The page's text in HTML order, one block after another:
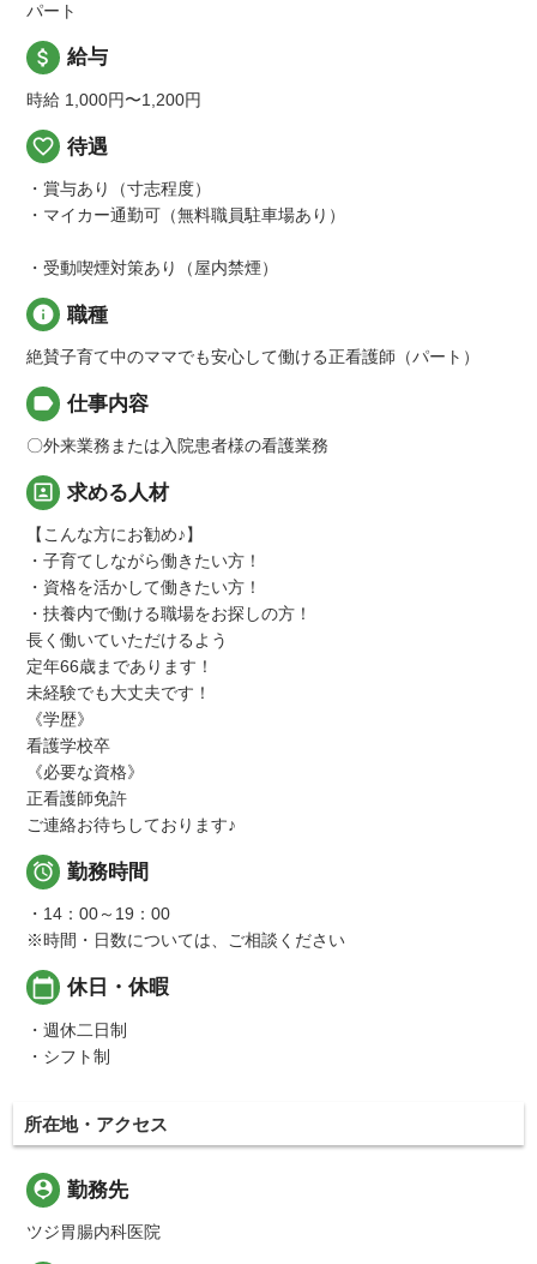
パート
attach_money 給与
時給 1,000円〜1,200円
favorite_border 待遇
・賞与あり（寸志程度）
・マイカー通勤可（無料職員駐車場あり）
・受動喫煙対策あり（屋内禁煙）
info 職種
絶賛子育て中のママでも安心して働ける正看護師（パート）
label 仕事内容
〇外来業務または入院患者様の看護業務
portrait 求める人材
【こんな方にお勧め♪】
・子育てしながら働きたい方！
・資格を活かして働きたい方！
・扶養内で働ける職場をお探しの方！
長く働いていただけるよう
定年66歳まであります！
未経験でも大丈夫です！
《学歴》
看護学校卒
《必要な資格》
正看護師免許
ご連絡お待ちしております♪
 勤務時間
・14：00～19：00
※時間・日数については、ご相談ください
calendar_today 休日・休暇
・週休二日制
・シフト制
所在地・アクセス
person_pin 勤務先
ツジ胃腸内科医院